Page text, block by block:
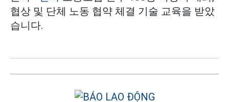
협상 및 단체 노동 협약 체결 기술 교육을 받았
습니다.